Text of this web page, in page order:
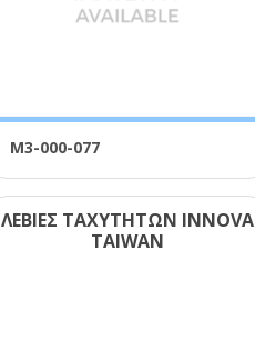
Μ3-000-077
ΛΕΒΙΕΣ ΤΑΧΥΤΗΤΩΝ ΙΝΝΟVΑ
ΤΑΙWΑΝ